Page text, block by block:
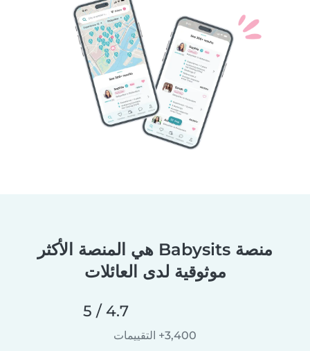
منصة Babysits هي المنصة الأكثر
موثوقية لدى العائلات
4.7 / 5
3,400+ التقييمات